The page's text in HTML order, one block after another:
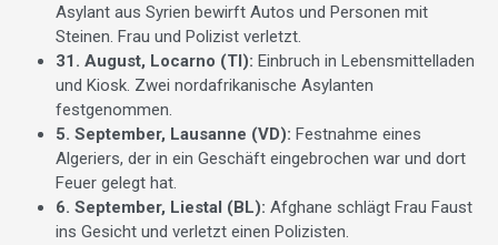
Asylant aus Syrien bewirft Autos und Personen mit
Steinen. Frau und Polizist verletzt.
31. August, Locarno (TI): Einbruch in Lebensmittelladen
und Kiosk. Zwei nordafrikanische Asylanten
festgenommen.
5. September, Lausanne (VD): Festnahme eines
Algeriers, der in ein Geschäft eingebrochen war und dort
Feuer gelegt hat.
6. September, Liestal (BL): Afghane schlägt Frau Faust
ins Gesicht und verletzt einen Polizisten.